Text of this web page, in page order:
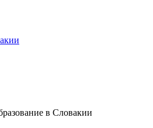
в Словакии